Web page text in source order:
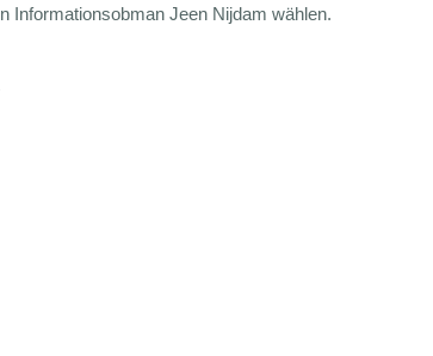
Informationsobman Jeen Nijdam wählen.